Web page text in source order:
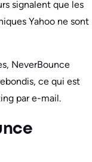
signalent que les
Yahoo ne sont
NeverBounce
ce qui est
par e-mail.